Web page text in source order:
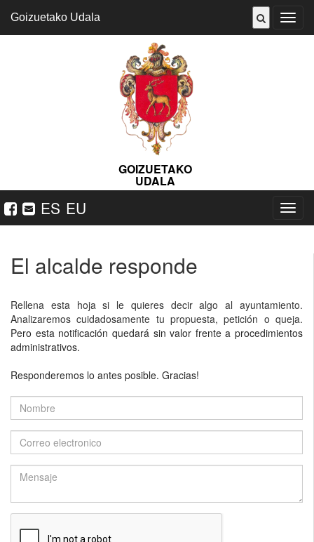
Abrir
menú
Goizuetako Udala
GOIZUETAKO
UDALA
ES EU
ireki
El alcalde responde
Rellena esta hoja si le quieres decir algo al ayuntamiento.
Analizaremos cuidadosamente tu propuesta, petición o queja.
Pero esta notificación quedará sin valor frente a procedimientos
administrativos.
Responderemos lo antes posible. Gracias!